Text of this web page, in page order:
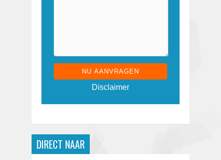
d
i
Disclaimer
DIRECT NAAR